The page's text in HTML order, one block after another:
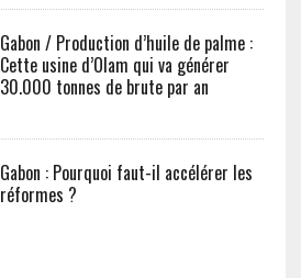
Gabon / Production d’huile de palme :
Cette usine d’Olam qui va générer
30.000 tonnes de brute par an
Gabon : Pourquoi faut-il accélérer les
réformes ?